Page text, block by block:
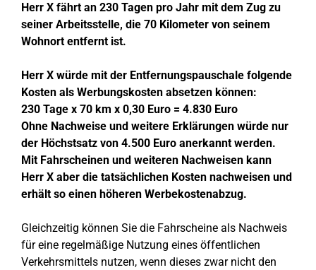
Herr X fährt an 230 Tagen pro Jahr mit dem Zug zu
seiner Arbeitsstelle, die 70 Kilometer von seinem
Wohnort entfernt ist.
Herr X würde mit der Entfernungspauschale folgende
Kosten als Werbungskosten absetzen können:
230 Tage x 70 km x 0,30 Euro = 4.830 Euro
Ohne Nachweise und weitere Erklärungen würde nur
der Höchstsatz von 4.500 Euro anerkannt werden.
Mit Fahrscheinen und weiteren Nachweisen kann
Herr X aber die tatsächlichen Kosten nachweisen und
erhält so einen höheren Werbekostenabzug.
Gleichzeitig können Sie die Fahrscheine als Nachweis
für eine regelmäßige Nutzung eines öffentlichen
Verkehrsmittels nutzen, wenn dieses zwar nicht den